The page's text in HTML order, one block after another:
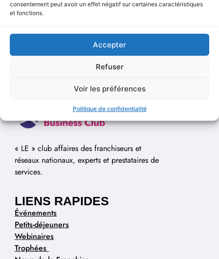
consentement peut avoir un effet négatif sur certaines caractéristiques
et fonctions.
Accepter
Refuser
Voir les préférences
Politique de confidentialité
Aucune vidéo disponible.
« LE » club affaires des franchiseurs et
réseaux nationaux, experts et prestataires de
services.
LIENS RAPIDES
Événements
Petits-déjeuners
Webinaires
Trophées